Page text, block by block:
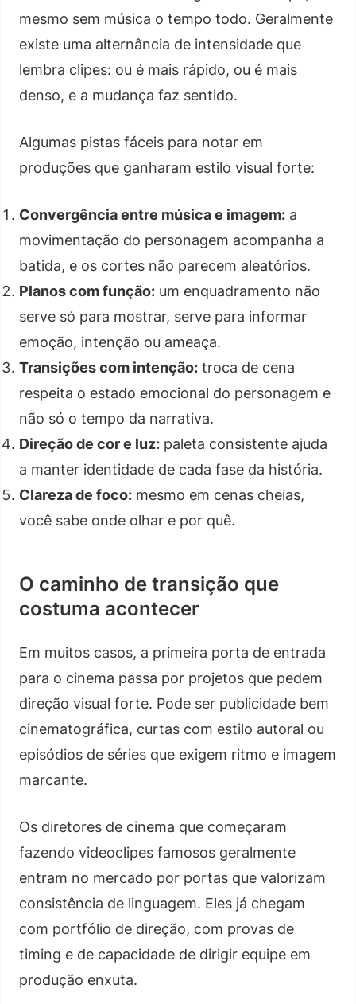
mesmo sem música o tempo todo. Geralmente
existe uma alternância de intensidade que
lembra clipes: ou é mais rápido, ou é mais
denso, e a mudança faz sentido.
Algumas pistas fáceis para notar em
produções que ganharam estilo visual forte:
Convergência entre música e imagem: a
movimentação do personagem acompanha a
batida, e os cortes não parecem aleatórios.
Planos com função: um enquadramento não
serve só para mostrar, serve para informar
emoção, intenção ou ameaça.
Transições com intenção: troca de cena
respeita o estado emocional do personagem e
não só o tempo da narrativa.
Direção de cor e luz: paleta consistente ajuda
a manter identidade de cada fase da história.
Clareza de foco: mesmo em cenas cheias,
você sabe onde olhar e por quê.
O caminho de transição que
costuma acontecer
Em muitos casos, a primeira porta de entrada
para o cinema passa por projetos que pedem
direção visual forte. Pode ser publicidade bem
cinematográfica, curtas com estilo autoral ou
episódios de séries que exigem ritmo e imagem
marcante.
Os diretores de cinema que começaram
fazendo videoclipes famosos geralmente
entram no mercado por portas que valorizam
consistência de linguagem. Eles já chegam
com portfólio de direção, com provas de
timing e de capacidade de dirigir equipe em
produção enxuta.